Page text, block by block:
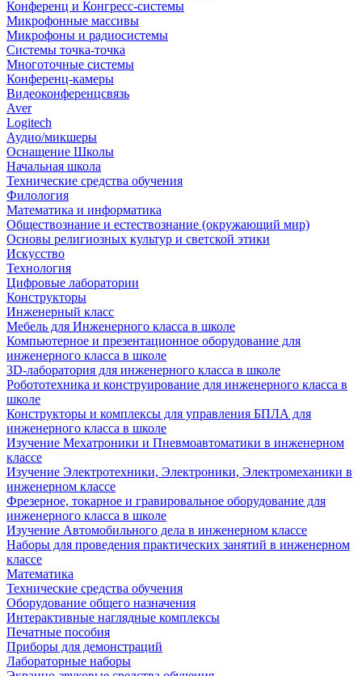
Конференц и Конгресс-системы
Микрофонные массивы
Микрофоны и радиосистемы
Системы точка-точка
Многоточные системы
Конференц-камеры
Видеоконференцсвязь
Aver
Logitech
Аудио/микшеры
Оснащение Школы
Начальная школа
Технические средства обучения
Филология
Математика и информатика
Обществознание и естествознание (окружающий мир)
Основы религиозных культур и светской этики
Искусство
Технология
Цифровые лаборатории
Конструкторы
Инженерный класс
Мебель для Инженерного класса в школе
Компьютерное и презентационное оборудование для
инженерного класса в школе
3D-лаборатория для инженерного класса в школе
Робототехника и конструирование для инженерного класса в
школе
Конструкторы и комплексы для управления БПЛА для
инженерного класса в школе
Изучение Мехатроники и Пневмоавтоматики в инженерном
классе
Изучение Электротехники, Электроники, Электромеханики в
инженерном классе
Фрезерное, токарное и гравировальное оборудование для
инженерного класса в школе
Изучение Автомобильного дела в инженерном классе
Наборы для проведения практических занятий в инженерном
классе
Математика
Технические средства обучения
Оборудование общего назначения
Интерактивные наглядные комплексы
Печатные пособия
Приборы для демонстраций
Лабораторные наборы